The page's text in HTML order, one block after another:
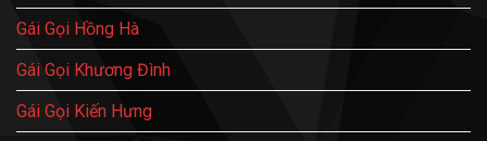
Gái Gọi Hồng Hà
Gái Gọi Khương Đình
Gái Gọi Kiến Hưng